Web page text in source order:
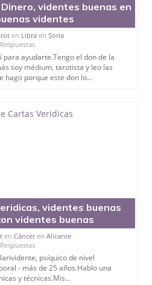
videntes buenas en
videntes
en Libra enSoria
para ayudarte.Tengo el don de la
soy médium, tarotista y leo las
hago porque este don lo...
videntes buenas
videntes buenas
enCáncerenAlicante
psíquico de nivel
- más de 25 años.Hablo una
y técnicas.Mis...